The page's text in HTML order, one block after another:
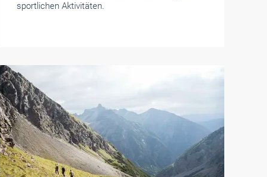
sportlichen Aktivitäten.